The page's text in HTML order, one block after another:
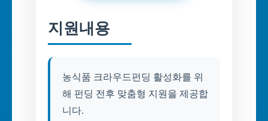
지원내용
농식품 크라우드펀딩 활성화를 위
해 펀딩 전후 맞춤형 지원을 제공합
니다.